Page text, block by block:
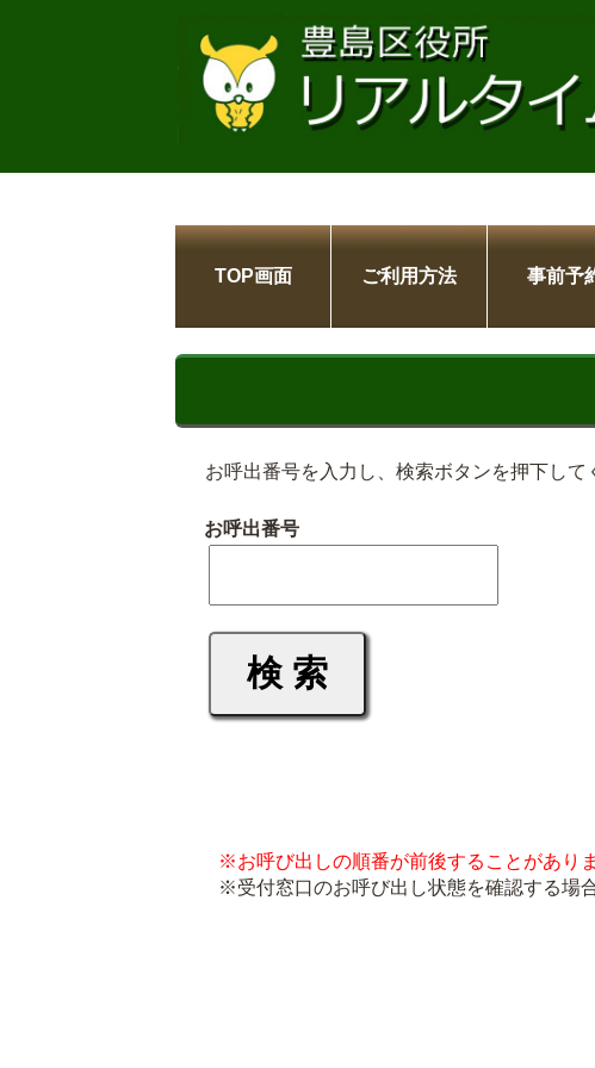
TOP画面 ご利用方法 事前予
お呼出番号を入力し、検索ボタンを押下して
お呼出番号
※お呼び出しの順番が前後することがあり
※受付窓口のお呼び出し状態を確認する場合